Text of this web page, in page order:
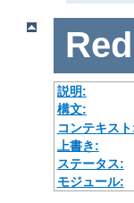
説明:
構文:
コンテキス
上書き:
ステータス:
モジュール: